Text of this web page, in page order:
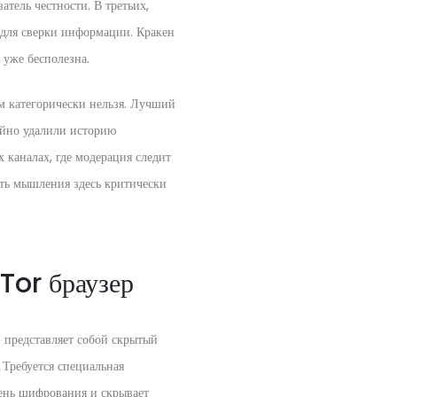
честности. В третьих,
сверки информации. Кракен
бесполезна.
нельзя. Лучший
удалили историю
где модерация следит
мышления здесь критически
браузер
собой скрытый
специальная
шифрования и скрывает